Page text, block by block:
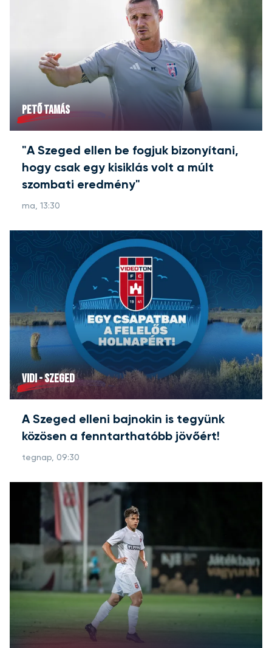
PETŐ TAMÁS
"A Szeged ellen be fogjuk bizonyítani,
hogy csak egy kisiklás volt a múlt
szombati eredmény"
ma, 13:30
VIDI - SZEGED
A Szeged elleni bajnokin is tegyünk
közösen a fenntarthatóbb jövőért!
tegnap, 09:30